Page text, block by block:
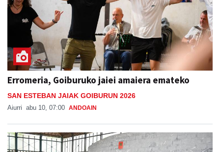
Erromeria, Goiburuko jaiei amaiera emateko
abu 10, 07:00